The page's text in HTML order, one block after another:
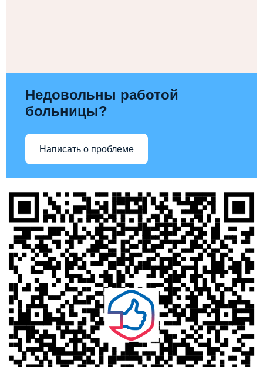
Недовольны работой
больницы?
Написать о проблеме